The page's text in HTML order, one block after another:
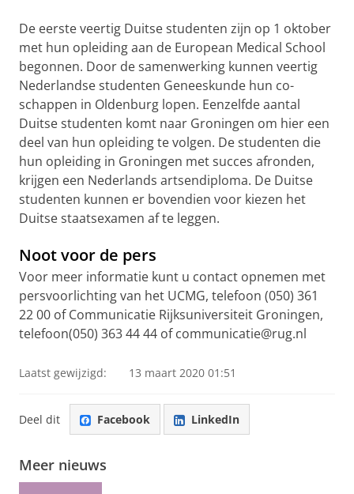
De eerste veertig Duitse studenten zijn op 1 oktober
met hun opleiding aan de European Medical School
begonnen. Door de samenwerking kunnen veertig
Nederlandse studenten Geneeskunde hun co-
schappen in Oldenburg lopen. Eenzelfde aantal
Duitse studenten komt naar Groningen om hier een
deel van hun opleiding te volgen. De studenten die
hun opleiding in Groningen met succes afronden,
krijgen een Nederlands artsendiploma. De Duitse
studenten kunnen er bovendien voor kiezen het
Duitse staatsexamen af te leggen.
Noot voor de pers
Voor meer informatie kunt u contact opnemen met
persvoorlichting van het UCMG, telefoon (050) 361
22 00 of Communicatie Rijksuniversiteit Groningen,
telefoon(050) 363 44 44 of communicatie@rug.nl
Laatst gewijzigd: 13 maart 2020 01:51
Deel dit Facebook LinkedIn
Meer nieuws